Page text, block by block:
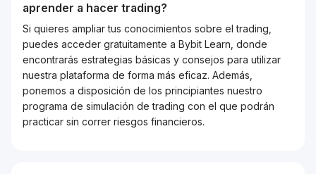
aprender a hacer trading?
Si quieres ampliar tus conocimientos sobre el trading,
puedes acceder gratuitamente a Bybit Learn, donde
encontrarás estrategias básicas y consejos para utilizar
nuestra plataforma de forma más eficaz. Además,
ponemos a disposición de los principiantes nuestro
programa de simulación de trading con el que podrán
practicar sin correr riesgos financieros.